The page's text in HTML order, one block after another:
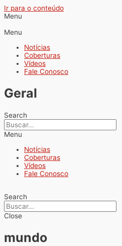
Ir para o conteúdo
Menu
Menu
Notícias
Coberturas
Vídeos
Fale Conosco
Geral
Search
Menu
Notícias
Coberturas
Vídeos
Fale Conosco
Search
Close
mundo